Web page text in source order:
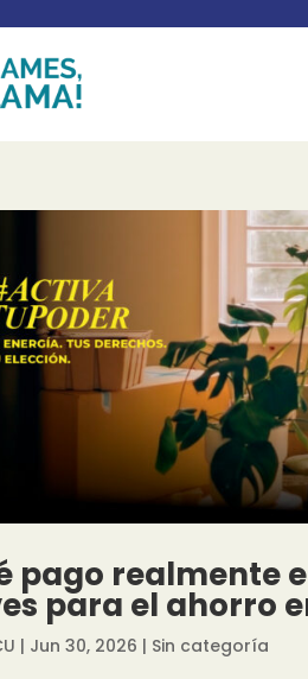
pago realmente
para el ahorro
| Jun 30, 2026 | Sin categoría